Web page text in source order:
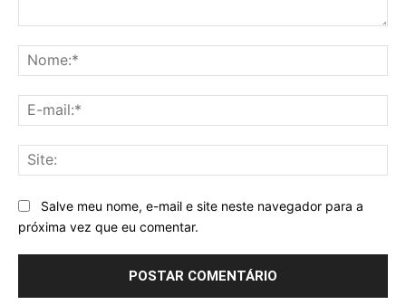
Salve meu nome, e-mail e site neste navegador para a
próxima vez que eu comentar.